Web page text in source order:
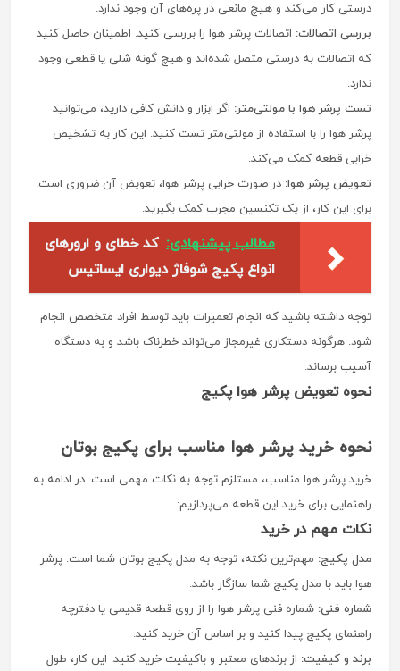
درستی کار می‌کند و هیچ مانعی در پره‌های آن وجود ندارد.
بررسی اتصالات: اتصالات پرشر هوا را بررسی کنید. اطمینان حاصل کنید
که اتصالات به درستی متصل شده‌اند و هیچ گونه شلی یا قطعی وجود
ندارد.
تست پرشر هوا با مولتی‌متر: اگر ابزار و دانش کافی دارید، می‌توانید
پرشر هوا را با استفاده از مولتی‌متر تست کنید. این کار به تشخیص
خرابی قطعه کمک می‌کند.
تعویض پرشر هوا: در صورت خرابی پرشر هوا، تعویض آن ضروری است.
برای این کار، از یک تکنسین مجرب کمک بگیرید.
مطالب پیشنهادی: کد خطای و ارورهای
انواع پکیج شوفاژ دیواری ایساتیس
توجه داشته باشید که انجام تعمیرات باید توسط افراد متخصص انجام
شود. هرگونه دستکاری غیرمجاز می‌تواند خطرناک باشد و به دستگاه
آسیب برساند.
نحوه تعویض پرشر هوا پکیج
نحوه خرید پرشر هوا مناسب برای پکیج بوتان
خرید پرشر هوا مناسب، مستلزم توجه به نکات مهمی است. در ادامه به
راهنمایی برای خرید این قطعه می‌پردازیم:
نکات مهم در خرید
مدل پکیج: مهم‌ترین نکته، توجه به مدل پکیج بوتان شما است. پرشر
هوا باید با مدل پکیج شما سازگار باشد.
شماره فنی: شماره فنی پرشر هوا را از روی قطعه قدیمی یا دفترچه
راهنمای پکیج پیدا کنید و بر اساس آن خرید کنید.
برند و کیفیت: از برندهای معتبر و باکیفیت خرید کنید. این کار، طول